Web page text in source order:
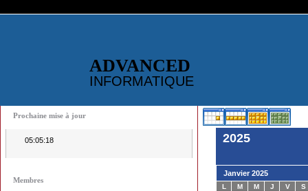
ADVANCED
INFORMATIQUE
Prochaine mise à jour
05:05:18
Membres
2025
Janvier 2025
L M M J V
S